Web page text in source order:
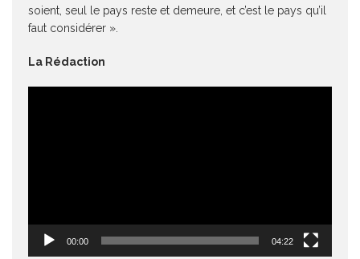
soient, seul le pays reste et demeure, et c’est le pays qu’il
faut considérer ».
La Rédaction
00:00 04:22